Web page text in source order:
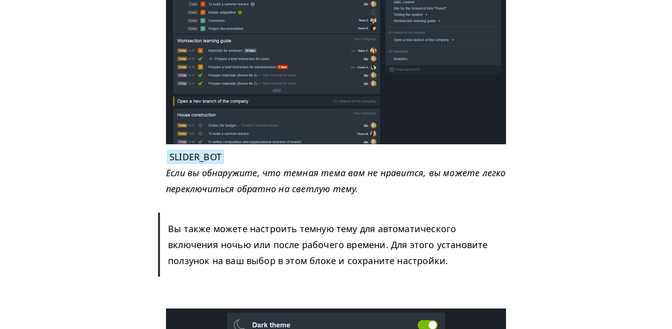
SLIDER_BOT
Если вы обнаружите, что темная тема вам не нравится, вы можете легко
переключиться обратно на светлую тему.
Вы также можете настроить темную тему для автоматического
включения ночью или после рабочего времени. Для этого установите
ползунок на ваш выбор в этом блоке и сохраните настройки.